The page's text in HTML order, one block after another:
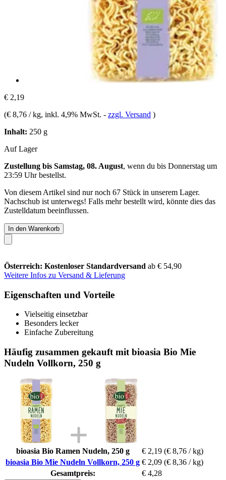
€ 2,19
(€ 8,76 / kg, inkl. 4,9% MwSt. - zzgl. Versand )
Inhalt: 250 g
Auf Lager
Zustellung bis Samstag, 08. August, wenn du bis Donnerstag um
23:59 Uhrbestellst.
Von diesem Artikel sind nur noch 67 Stück in unserem Lager.
Nachschub ist unterwegs! Falls mehr bestellt wird, könnte dies das
Zustelldatum beeinflussen.
In den Warenkorb
Österreich: Kostenloser Standardversand ab € 54,90
Weitere Infos zu Versand & Lieferung
Eigenschaften und Vorteile
Vielseitig einsetzbar
Besonders lecker
Einfache Zubereitung
Häufig zusammen gekauft mit bioasia Bio Mie
Nudeln Vollkorn, 250 g
bioasia Bio Ramen Nudeln, 250 g € 2,19 (€ 8,76 / kg)
bioasia Bio Mie Nudeln Vollkorn, 250 g € 2,09 (€ 8,36 / kg)
Gesamtpreis:
€ 4,28